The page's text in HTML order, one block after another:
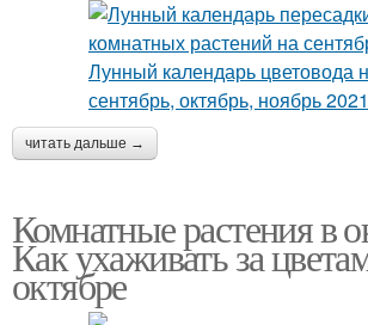
читать дальше →
Комнатные растения в
Как ухаживать за
октябре